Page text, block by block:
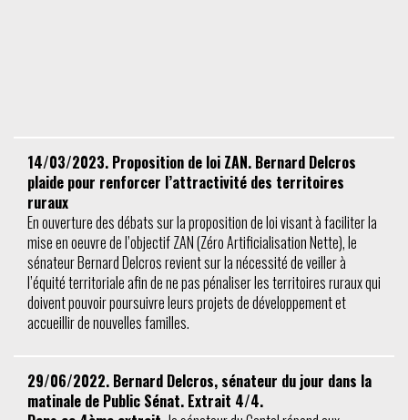
14/03/2023. Proposition de loi ZAN. Bernard Delcros
plaide pour renforcer l’attractivité des territoires
ruraux
En ouverture des débats sur la proposition de loi visant à faciliter la
mise en oeuvre de l’objectif ZAN (Zéro Artificialisation Nette), le
sénateur Bernard Delcros revient sur la nécessité de veiller à
l’équité territoriale afin de ne pas pénaliser les territoires ruraux qui
doivent pouvoir poursuivre leurs projets de développement et
accueillir de nouvelles familles.
29/06/2022. Bernard Delcros, sénateur du jour dans la
matinale de Public Sénat. Extrait 4/4.